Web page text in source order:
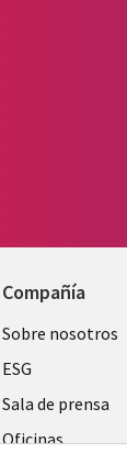
Compañía
Useful
links
SPAIN
Sobre nosotros
ESG
Sala de prensa
Oficinas